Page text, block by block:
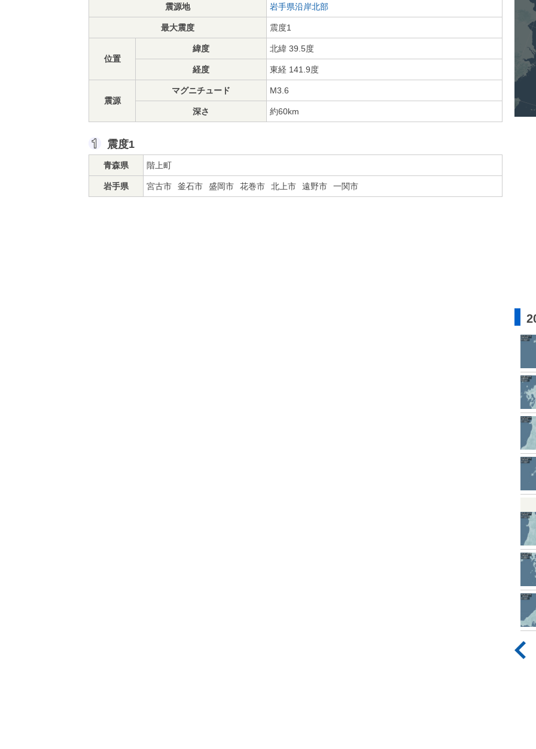
震源地 岩手県沿岸北部
最大震度 震度1
位置
緯度 北緯 39.5度
経度 東経 141.9度
震源
マグニチュード M3.6
深さ 約60km
震度1
青森県 階上町
岩手県 宮古市 釜石市 盛岡市 花巻市 北上市 遠野市 一関市